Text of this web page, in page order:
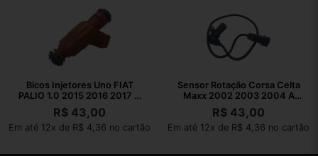
Bicos Injetores Uno FIAT
PALIO 1.0 2015 2016 2017 A
2022
R$ 43,00
Em até 12x de R$ 4,36 no cartão
Sensor Rotação Corsa Celta
Maxx 2002 2003 2004 A
2010
R$ 43,00
Em até 12x de R$ 4,36 no cartão